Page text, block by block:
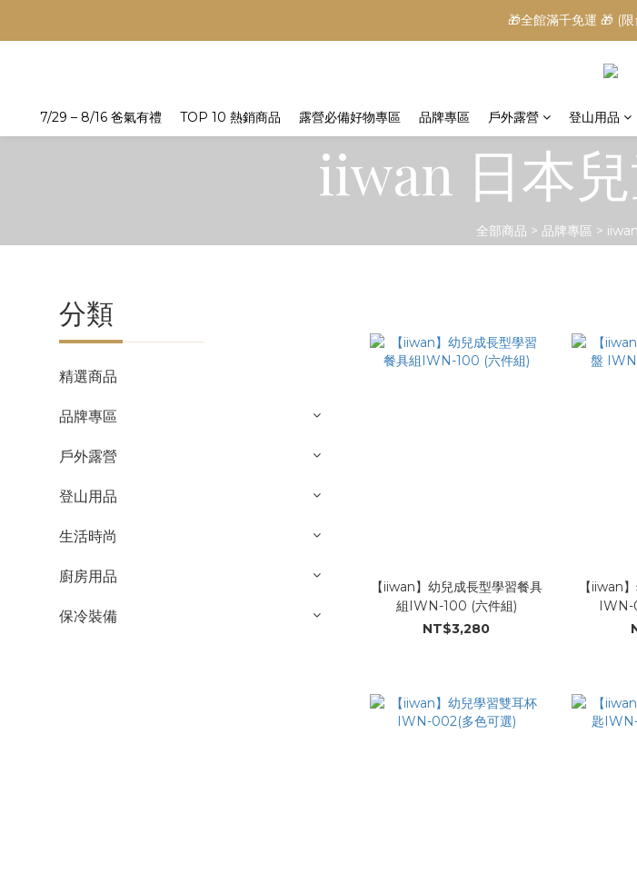
🎁全館滿千免運 🎁 (
7/29 – 8/16 爸氣有禮 TOP 10 熱銷商品 露營必備好物專區 品牌專區 戶外露營 登山用品
iiwan 日本
全部商品 > 品牌專區 >
分類
精選商品
品牌專區
戶外露營
登山用品
生活時尚
廚房用品
保冷裝備
【iiwan】幼兒成長型學習餐具
組IWN-100 (六件組)
NT$3,280
【iiwan
IWN-